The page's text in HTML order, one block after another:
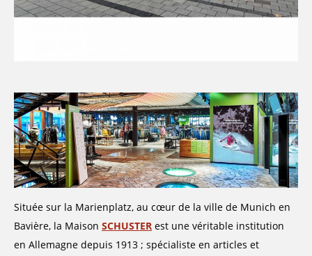
Située sur la Marienplatz, au cœur de la ville de Munich en
Bavière, la Maison SCHUSTER est une véritable institution
en Allemagne depuis 1913 ; spécialiste en articles et